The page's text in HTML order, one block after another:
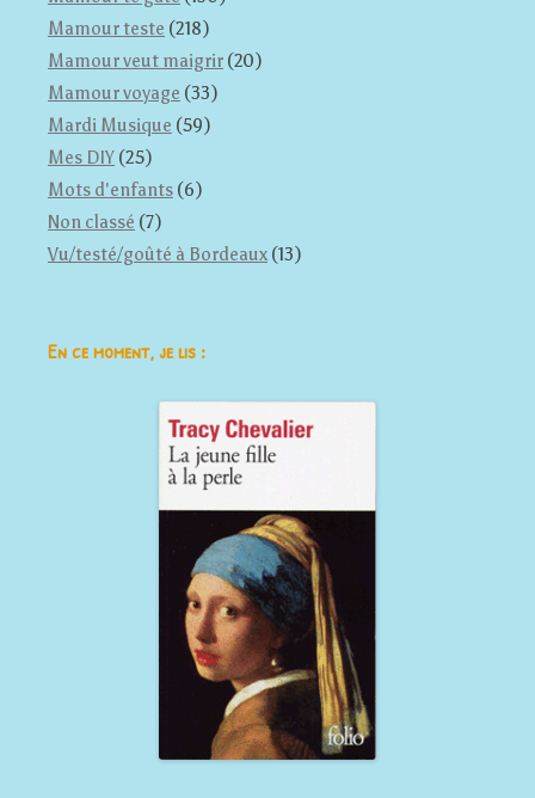
Mamour teste (218)
Mamour veut maigrir (20)
Mamour voyage (33)
Mardi Musique (59)
Mes DIY (25)
Mots d'enfants (6)
Non classé (7)
Vu/testé/goûté à Bordeaux (13)
En ce moment, je lis :